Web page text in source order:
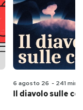
6 agosto 26 - 241 min
Il diavolo sulle